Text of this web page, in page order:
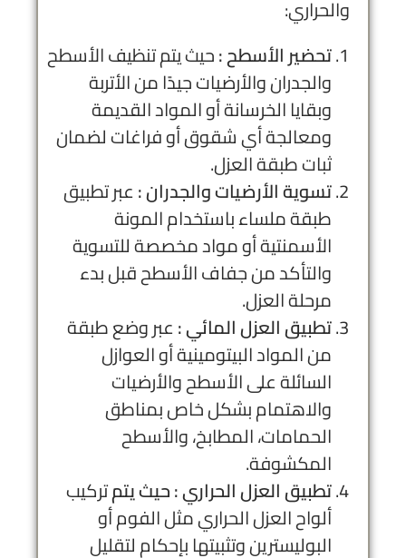
والحراري:
تحضير الأسطح :حيث يتم تنظيف الأسطح
والجدران والأرضيات جيدًا من الأتربة
وبقايا الخرسانة أو المواد القديمة
ومعالجة أي شقوق أو فراغات لضمان
ثبات طبقة العزل.
تسوية الأرضيات والجدران :عبر تطبيق
طبقة ملساء باستخدام المونة
الأسمنتية أو مواد مخصصة للتسوية
والتأكد من جفاف الأسطح قبل بدء
مرحلة العزل.
تطبيق العزل المائي :عبر وضع طبقة
من المواد البيتومينية أو العوازل
السائلة على الأسطح والأرضيات
والاهتمام بشكل خاص بمناطق
الحمامات، المطابخ، والأسطح
المكشوفة.
تطبيق العزل الحراري : حيث يتمتركيب
ألواح العزل الحراري مثل الفوم أو
البوليسترين وتثبيتها بإحكام لتقليل